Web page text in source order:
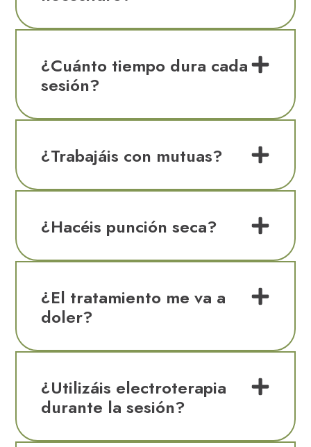
¿Cuánto tiempo dura cada
sesión?
¿Trabajáis con mutuas?
¿Hacéis punción seca?
¿El tratamiento me va a
doler?
¿Utilizáis electroterapia
durante la sesión?